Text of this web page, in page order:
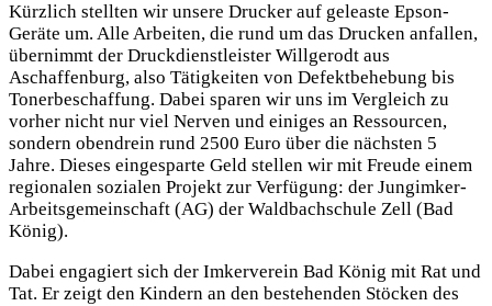
Kürzlich stellten wir unsere Drucker auf geleaste Epson-
Geräte um. Alle Arbeiten, die rund um das Drucken anfallen,
übernimmt der Druckdienstleister Willgerodt aus
Aschaffenburg, also Tätigkeiten von Defektbehebung bis
Tonerbeschaffung. Dabei sparen wir uns im Vergleich zu
vorher nicht nur viel Nerven und einiges an Ressourcen,
sondern obendrein rund 2500 Euro über die nächsten 5
Jahre. Dieses eingesparte Geld stellen wir mit Freude einem
regionalen sozialen Projekt zur Verfügung: der Jungimker-
Arbeitsgemeinschaft (AG) der Waldbachschule Zell (Bad
König).
Dabei engagiert sich der Imkerverein Bad König mit Rat und
Tat. Er zeigt den Kindern an den bestehenden Stöcken des